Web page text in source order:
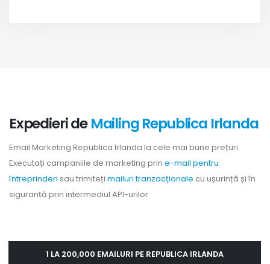
Expedieri deMailing Republica Irlanda
Email Marketing Republica Irlanda la cele mai bune prețuri.
Executați campaniile de marketing prin e-mail pentru
întreprinderi sau trimiteți mailuri tranzacționale cu ușurință și în
siguranță prin intermediul API-urilor
1 LA 200,000 EMAILURI PE REPUBLICA IRLANDA